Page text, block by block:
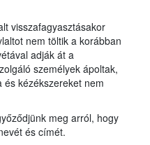
visszafagyasztásakor
nem töltik a korábban
adják át a
személyek ápoltak,
és kézékszereket nem
meg arról, hogy
és címét.